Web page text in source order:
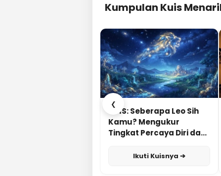
Kumpulan Kuis
❮
KUIS: Seberapa Leo Sih
Kamu? Mengukur
Tingkat Percaya Diri dan
Ikuti Kuisnya ➔